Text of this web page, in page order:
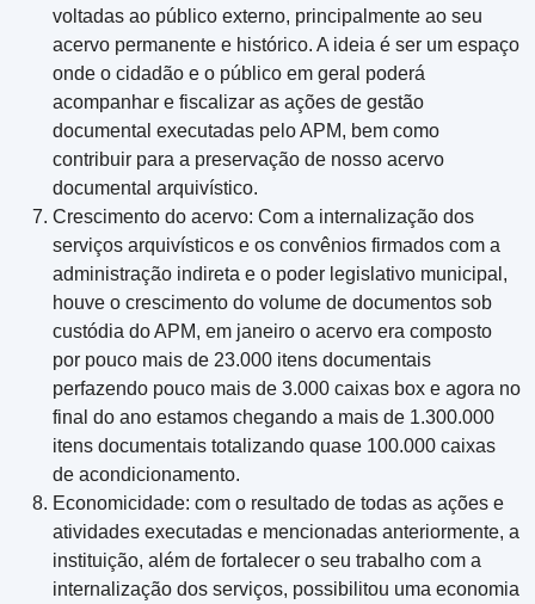
voltadas ao público externo, principalmente ao seu
acervo permanente e histórico. A ideia é ser um espaço
onde o cidadão e o público em geral poderá
acompanhar e fiscalizar as ações de gestão
documental executadas pelo APM, bem como
contribuir para a preservação de nosso acervo
documental arquivístico.
Crescimento do acervo: Com a internalização dos
serviços arquivísticos e os convênios firmados com a
administração indireta e o poder legislativo municipal,
houve o crescimento do volume de documentos sob
custódia do APM, em janeiro o acervo era composto
por pouco mais de 23.000 itens documentais
perfazendo pouco mais de 3.000 caixas box e agora no
final do ano estamos chegando a mais de 1.300.000
itens documentais totalizando quase 100.000 caixas
de acondicionamento.
Economicidade: com o resultado de todas as ações e
atividades executadas e mencionadas anteriormente, a
instituição, além de fortalecer o seu trabalho com a
internalização dos serviços, possibilitou uma economia